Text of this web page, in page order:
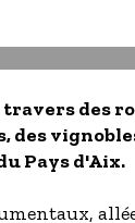
newsletters
des
des
Pays d'Aix.